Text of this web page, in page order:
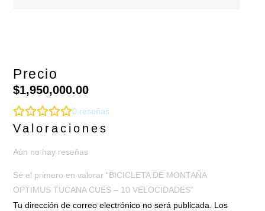
Precio
$1,950,000.00
0 reseñas
Valoraciones
Aún no hay reseñas
Sé el primero en valorar “BICICLETA DE MONTAÑA
OPTIMUS TUCANA CUES – 10 VELOCIDADES”
Tu dirección de correo electrónico no será publicada. Los